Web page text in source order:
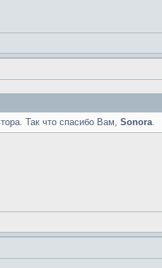
Так что спасибо Вам, Sonora.